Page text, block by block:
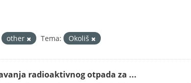
other Tema: Okoliš
radioaktivnog otpada za ...